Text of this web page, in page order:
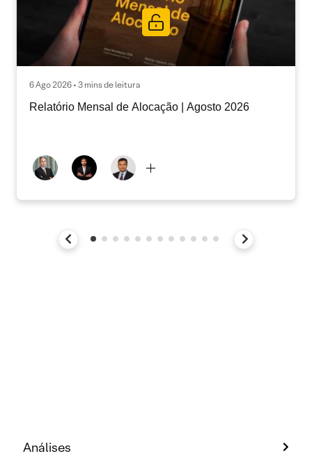
6 Ago 2026 • 3 mins de leitura
Relatório Mensal de Alocação | Agosto 2026
Análises